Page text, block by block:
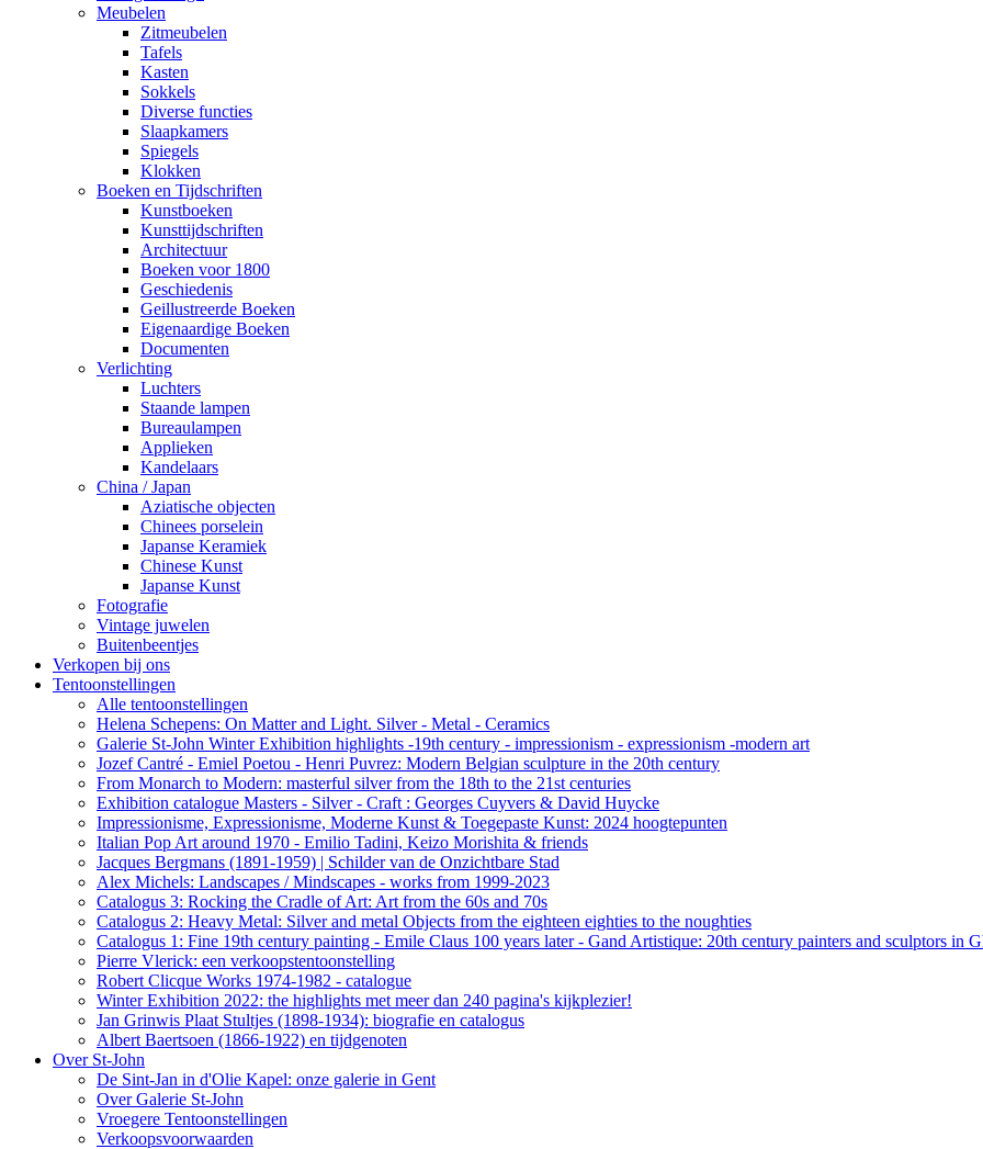
Meubelen
Zitmeubelen
Tafels
Kasten
Sokkels
Diverse functies
Slaapkamers
Spiegels
Klokken
Boeken en Tijdschriften
Kunstboeken
Kunsttijdschriften
Architectuur
Boeken voor 1800
Geschiedenis
Geillustreerde Boeken
Eigenaardige Boeken
Documenten
Verlichting
Luchters
Staande lampen
Bureaulampen
Applieken
Kandelaars
China / Japan
Aziatische objecten
Chinees porselein
Japanse Keramiek
Chinese Kunst
Japanse Kunst
Fotografie
Vintage juwelen
Buitenbeentjes
Verkopen bij ons
Tentoonstellingen
Alle tentoonstellingen
Helena Schepens: On Matter and Light. Silver - Metal - Ceramics
Galerie St-John Winter Exhibition highlights -19th century - impressionism - expressionism -modern art
Jozef Cantré - Emiel Poetou - Henri Puvrez: Modern Belgian sculpture in the 20th century
From Monarch to Modern: masterful silver from the 18th to the 21st centuries
Exhibition catalogue Masters - Silver - Craft : Georges Cuyvers & David Huycke
Impressionisme, Expressionisme, Moderne Kunst & Toegepaste Kunst: 2024 hoogtepunten
Italian Pop Art around 1970 - Emilio Tadini, Keizo Morishita & friends
Jacques Bergmans (1891-1959) | Schilder van de Onzichtbare Stad
Alex Michels: Landscapes / Mindscapes - works from 1999-2023
Catalogus 3: Rocking the Cradle of Art: Art from the 60s and 70s
Catalogus 2: Heavy Metal: Silver and metal Objects from the eighteen eighties to the noughties
Catalogus 1: Fine 19th century painting - Emile Claus 100 years later - Gand Artistique: 20th century painters and sculptors in
Pierre Vlerick: een verkoopstentoonstelling
Robert Clicque Works 1974-1982 - catalogue
Winter Exhibition 2022: the highlights met meer dan 240 pagina's kijkplezier!
Jan Grinwis Plaat Stultjes (1898-1934): biografie en catalogus
Albert Baertsoen (1866-1922) en tijdgenoten
Over St-John
De Sint-Jan in d'Olie Kapel: onze galerie in Gent
Over Galerie St-John
Vroegere Tentoonstellingen
Verkoopsvoorwaarden